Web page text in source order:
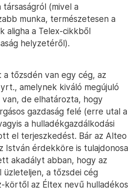
(mivel a
munka, természetesen a
aligha a Telex-cikkből
helyzetéről).
tőzsdén van egy cég, az
amelynek kiváló megújuló
de elhatározta, hogy
gazdaság felé (erre utal a
a hulladékgazdálkodási
el terjeszkedést. Bár az Alteo
István érdekköre is tulajdonosa
akadályt abban, hogy az
a tőzsdei cég
körtől az Éltex nevű hulladékos